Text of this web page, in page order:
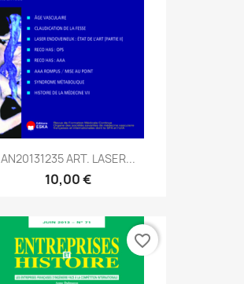
AN20131235 ART. LASER...
10,00 €
favorite_border